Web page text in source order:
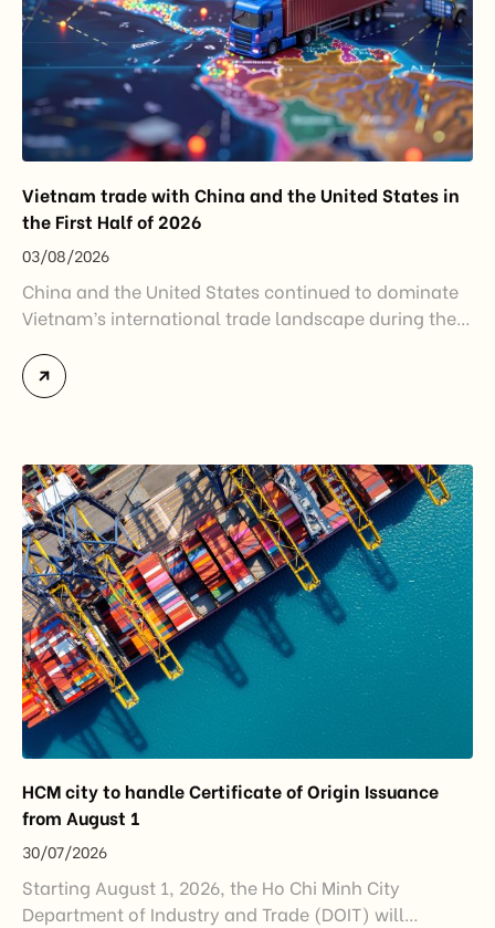
Vietnam trade with China and the United States in
the First Half of 2026
03/08/2026
China and the United States continued to dominate
Vietnam’s international trade landscape during the
accounted for more than half of Vietnam’s total
import-export turnover, highlighting their strategic
China remained Vietnam’s largest trading partner
and […]
HCM city to handle Certificate of Origin Issuance
from August 1
30/07/2026
Starting August 1, 2026, the Ho Chi Minh City
Department of Industry and Trade (DOIT) will